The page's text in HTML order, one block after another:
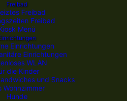
Freibad
Freibad
Freibad
Menü
Einrichtungen
Einrichtungen
WLAN
die Kinder
und Snacks
Wohnzimmer
Hunde